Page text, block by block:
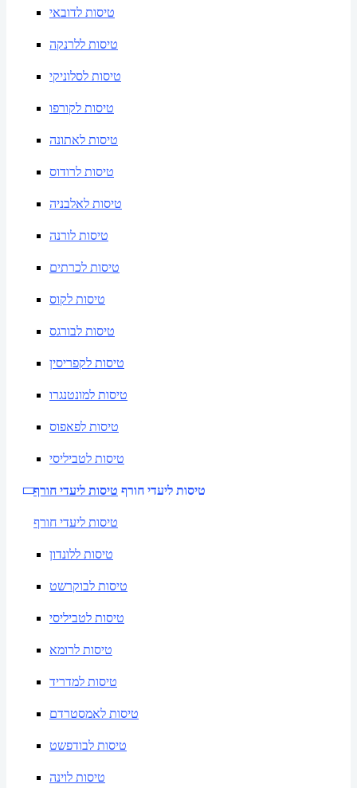
טיסות לדובאי
טיסות ללרנקה
טיסות לסלוניקי
טיסות לקורפו
טיסות לאתונה
טיסות לרודוס
טיסות לאלבניה
טיסות לורנה
טיסות לכרתים
טיסות לקוס
טיסות לבורגס
טיסות לקפריסין
טיסות למונטנגרו
טיסות לפאפוס
טיסות לטביליסי
טיסות ליעדי חורף טיסות ליעדי חורף
טיסות ליעדי חורף
טיסות ללונדון
טיסות לבוקרשט
טיסות לטביליסי
טיסות לרומא
טיסות למדריד
טיסות לאמסטרדם
טיסות לבודפשט
טיסות לוינה